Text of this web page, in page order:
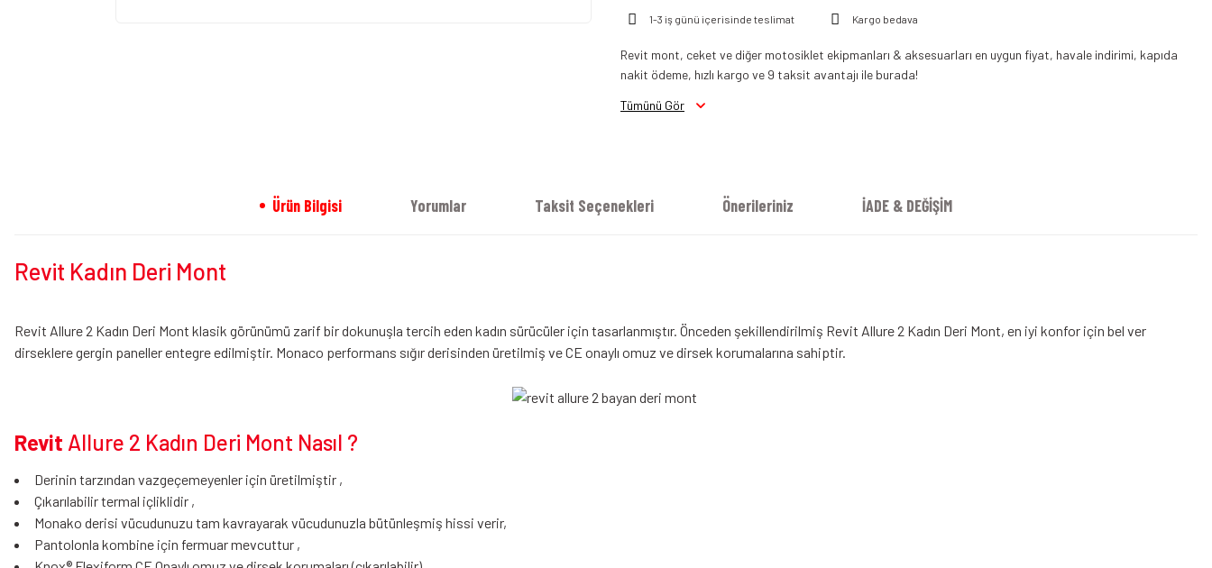
1-3 iş günü içerisinde teslimat Kargo bedava
Revit mont, ceket ve diğer motosiklet ekipmanları & aksesuarları en uygun fiyat, havale indirimi, kapıda
nakit ödeme, hızlı kargo ve 9 taksit avantajı ile burada!
Tümünü Gör
Ürün Bilgisi Yorumlar Taksit Seçenekleri Önerileriniz İADE & DEĞİŞİM
Revit Kadın Deri Mont
Revit Allure 2 Kadın Deri Mont klasik görünümü zarif bir dokunuşla tercih eden kadın sürücüler için tasarlanmıştır. Önceden şekillendirilmiş Revit Allure 2 Kadın Deri Mont, en iyi konfor için bel ver
dirseklere gergin paneller entegre edilmiştir. Monaco performans sığır derisinden üretilmiş ve CE onaylı omuz ve dirsek korumalarına sahiptir.
Revit Allure 2 Kadın Deri Mont Nasıl ?
Derinin tarzından vazgeçemeyenler için üretilmiştir ,
Çıkarılabilir termal içliklidir ,
Monako derisi vücudunuzu tam kavrayarak vücudunuzla bütünleşmiş hissi verir,
Pantolonla kombine için fermuar mevcuttur ,